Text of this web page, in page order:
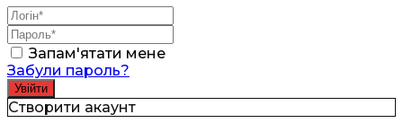
Запам'ятати мене
Забули пароль?
Створити акаунт